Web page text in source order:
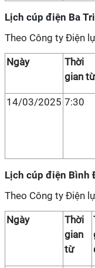
Lịch cúp điện Ba Tri
Theo Công ty Điện
Ngày
Thời
gian từ
14/03/2025 7:30
Lịch cúp điện Bình
Theo Công ty Điện
Ngày
Thời
gian
từ